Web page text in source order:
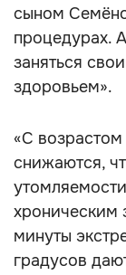
сыном
процедурах.
заняться
здоровьем».
«С
снижаются,
хроническим
минуты
градусов